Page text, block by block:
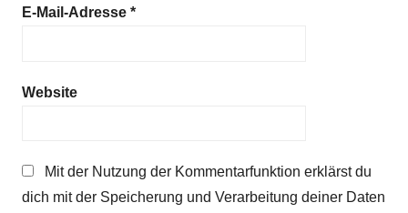
E-Mail-Adresse *
Website
Mit der Nutzung der Kommentarfunktion erklärst du
dich mit der Speicherung und Verarbeitung deiner Daten